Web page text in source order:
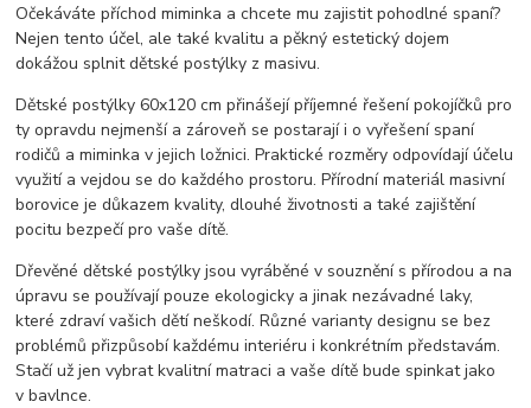
Očekáváte příchod miminka a chcete mu zajistit pohodlné spaní?
Nejen tento účel, ale také kvalitu a pěkný estetický dojem
dokážou splnit dětské postýlky z masivu.
Dětské postýlky 60x120 cm přinášejí příjemné řešení pokojíčků pro
ty opravdu nejmenší a zároveň se postarají i o vyřešení spaní
rodičů a miminka v jejich ložnici. Praktické rozměry odpovídají účelu
využití a vejdou se do každého prostoru. Přírodní materiál masivní
borovice je důkazem kvality, dlouhé životnosti a také zajištění
pocitu bezpečí pro vaše dítě.
Dřevěné dětské postýlky jsou vyráběné v souznění s přírodou a na
úpravu se používají pouze ekologicky a jinak nezávadné laky,
které zdraví vašich dětí neškodí. Různé varianty designu se bez
problémů přizpůsobí každému interiéru i konkrétním představám.
Stačí už jen vybrat kvalitní matraci a vaše dítě bude spinkat jako
v bavlnce.